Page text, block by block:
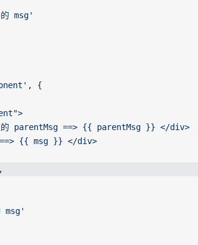
msg'
, {
parentMsg ==> {{ parentMsg }} </div>
{{ msg }} </div>
msg'